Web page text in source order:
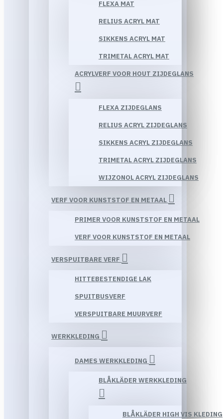
FLEXA MAT
RELIUS ACRYL MAT
SIKKENS ACRYL MAT
TRIMETAL ACRYL MAT
ACRYLVERF VOOR HOUT ZIJDEGLANS
FLEXA ZIJDEGLANS
RELIUS ACRYL ZIJDEGLANS
SIKKENS ACRYL ZIJDEGLANS
TRIMETAL ACRYL ZIJDEGLANS
WIJZONOL ACRYL ZIJDEGLANS
VERF VOOR KUNSTSTOF EN METAAL
PRIMER VOOR KUNSTSTOF EN METAAL
VERF VOOR KUNSTSTOF EN METAAL
VERSPUITBARE VERF
HITTEBESTENDIGE LAK
SPUITBUSVERF
VERSPUITBARE MUURVERF
WERKKLEDING
DAMES WERKKLEDING
BLÅKLÄDER WERKKLEDING
BLÅKLÄDER HIGH VIS KLEDING